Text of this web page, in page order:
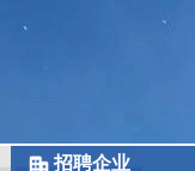
招聘企业